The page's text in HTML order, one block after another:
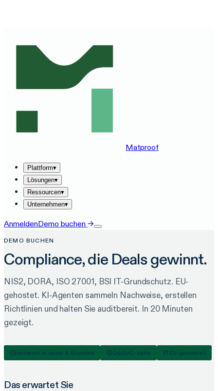
Matproof
Plattform▾
Lösungen▾
Ressourcen▾
Unternehmen▾
AnmeldenDemo buchen →
DEMO BUCHEN
Compliance, die Deals gewinnt.
NIS2, DORA, ISO 27001, BSI IT-Grundschutz. EU-
gehostet. KI-Agenten sammeln Nachweise, erstellen
Richtlinien und halten Sie auditbereit. In 20 Minuten
gezeigt.
Antwort in unter 4 Stunden DSGVO-nativ EU-gehostet
Das erwartet Sie